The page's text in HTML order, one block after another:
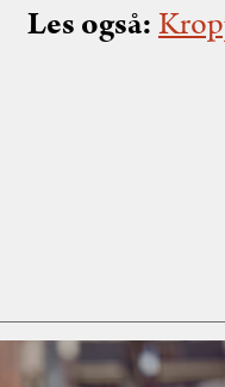
Les også: